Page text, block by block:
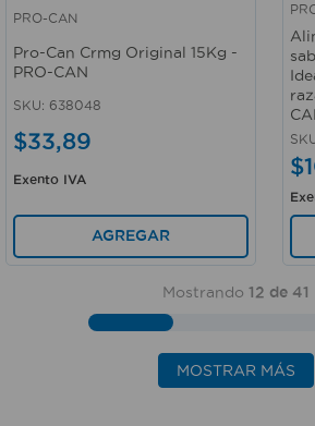
Vista rápida
PRO-CAN
Pro-Can Crmg Original 15Kg -
PRO-CAN
SKU: 638048
$33,89
Exento IVA
AGREGAR
$
Mostrando 12 de 41
MOSTRAR MÁS